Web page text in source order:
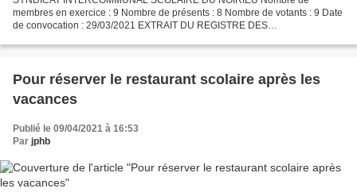
membres en exercice : 9 Nombre de présents : 8 Nombre de votants : 9 Date
de convocation : 29/03/2021 EXTRAIT DU REGISTRE DES
NOIRIEU L’an deux mil...
Pour réserver le restaurant scolaire après les
vacances
Publié le 09/04/2021 à 16:53
Par jphb